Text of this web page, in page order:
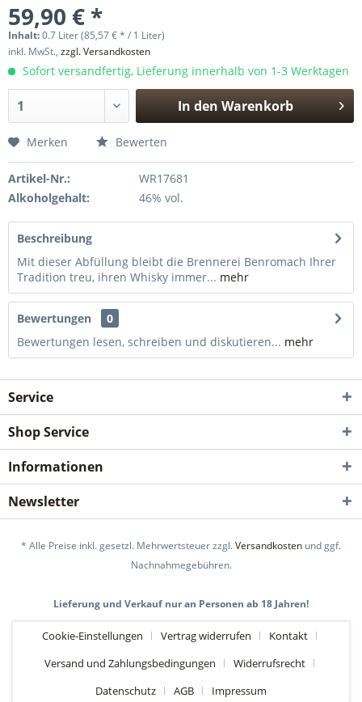
59,90 € *
Inhalt:0.7 Liter (85,57 € * / 1 Liter)
inkl. MwSt., zzgl. Versandkosten
Sofort versandfertig, Lieferung innerhalb von 1-3 Werktagen
In den Warenkorb
Merken Bewerten
Artikel-Nr.:
WR17681
Alkoholgehalt:
46% vol.
Beschreibung
Mit dieser Abfüllung bleibt die Brennerei Benromach Ihrer
Tradition treu, ihren Whisky immer... mehr
Bewertungen
0
Bewertungen lesen, schreiben und diskutieren... mehr
Service
Shop Service
Informationen
Newsletter
* Alle Preise inkl. gesetzl. Mehrwertsteuer zzgl.Versandkosten und ggf.
Nachnahmegebühren.
Lieferung und Verkauf nur an Personen ab 18 Jahren!
Cookie-Einstellungen Vertrag widerrufen
Kontakt
Versand und Zahlungsbedingungen
Widerrufsrecht
Datenschutz
AGB Impressum